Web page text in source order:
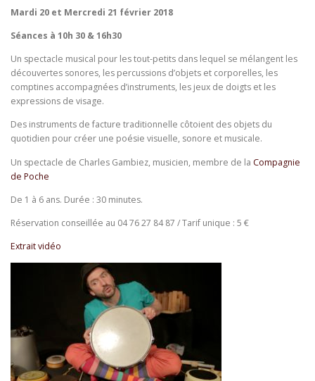
PARTENAIRES ARCHIVES
Mardi 20 et Mercredi 21 février 2018
Séances à 10h 30 & 16h30
Un spectacle musical pour les tout-petits dans lequel se mélangent les
découvertes sonores, les percussions d’objets et corporelles, les
comptines accompagnées d’instruments, les jeux de doigts et les
expressions de visage.
Des instruments de facture traditionnelle côtoient des objets du
quotidien pour créer une poésie visuelle, sonore et musicale.
Un spectacle de Charles Gambiez, musicien, membre de la Compagnie
de Poche
De 1 à 6 ans. Durée : 30 minutes.
Réservation conseillée au 04 76 27 84 87 / Tarif unique : 5 €
Extrait vidéo